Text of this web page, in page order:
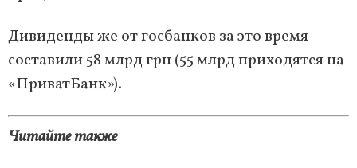
Дивиденды же от госбанков за это время
составили 58 млрд грн (55 млрд приходятся на
«ПриватБанк»).
Читайте также